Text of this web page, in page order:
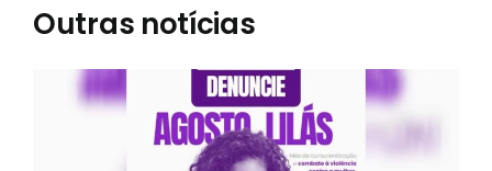
Outras notícias